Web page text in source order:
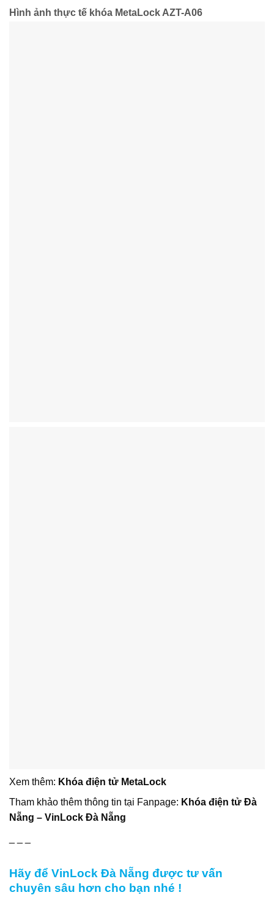
Hình ảnh thực tế khóa MetaLock AZT-A06
Xem thêm: Khóa điện tử MetaLock
Tham khảo thêm thông tin tại Fanpage: Khóa điện tử Đà
Nẵng – VinLock Đà Nẵng
Hãy để VinLock Đà Nẵng được tư vấn
chuyên sâu hơn cho bạn nhé !